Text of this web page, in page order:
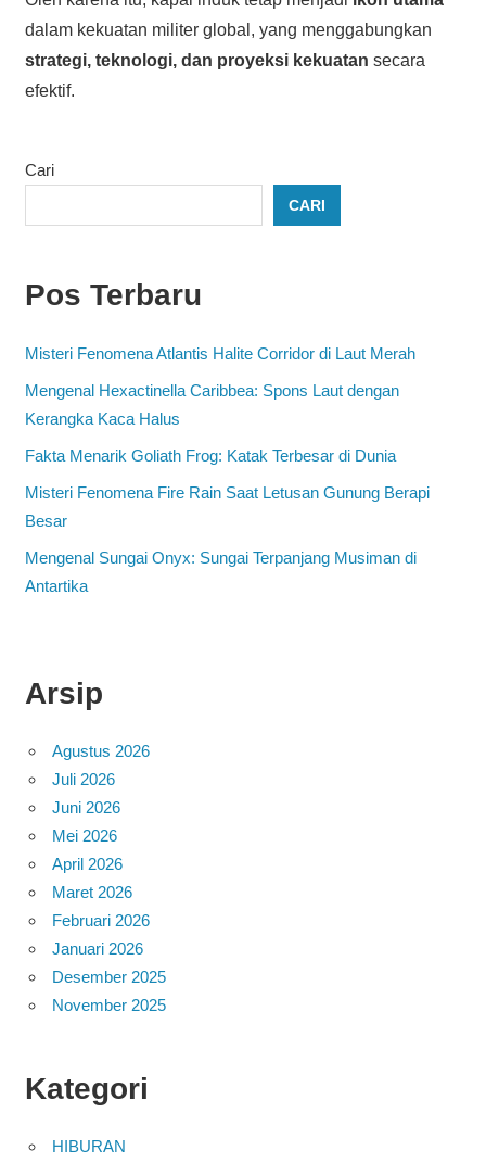
dalam kekuatan militer global, yang menggabungkan
strategi, teknologi, dan proyeksi kekuatan secara
efektif.
Cari
CARI
Pos Terbaru
Misteri Fenomena Atlantis Halite Corridor di Laut Merah
Mengenal Hexactinella Caribbea: Spons Laut dengan
Kerangka Kaca Halus
Fakta Menarik Goliath Frog: Katak Terbesar di Dunia
Misteri Fenomena Fire Rain Saat Letusan Gunung Berapi
Besar
Mengenal Sungai Onyx: Sungai Terpanjang Musiman di
Antartika
Arsip
Agustus 2026
Juli 2026
Juni 2026
Mei 2026
April 2026
Maret 2026
Februari 2026
Januari 2026
Desember 2025
November 2025
Kategori
HIBURAN